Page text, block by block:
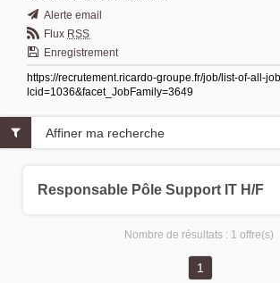
Alerte email
Flux RSS
Enregistrement
https://recrutement.ricardo-groupe.fr/job/list-of-all-
lcid=1036&facet_JobFamily=3649
Responsable Pôle Support IT H/F
Affiner ma recherche
Nombre de résultats : 1 offre(s)
1